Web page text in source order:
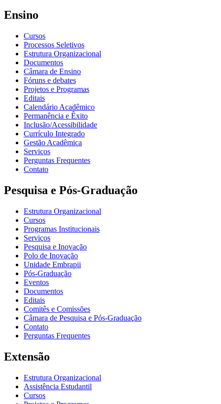
Ensino
Cursos
Processos Seletivos
Estrutura Organizacional
Documentos
Câmara de Ensino
Fóruns e debates
Projetos e Programas
Editais
Calendário Acadêmico
Permanência e Êxito
Inclusão/Acessibilidade
Currículo Integrado
Gestão Acadêmica
Serviços
Perguntas Frequentes
Contato
Pesquisa e Pós-Graduação
Estrutura Organizacional
Cursos
Programas Institucionais
Serviços
Pesquisa e Inovação
Polo de Inovação
Unidade Embrapii
Pós-Graduação
Eventos
Documentos
Editais
Comitês e Comissões
Câmara de Pesquisa e Pós-Graduação
Contato
Perguntas Frequentes
Extensão
Estrutura Organizacional
Assistência Estudantil
Cursos